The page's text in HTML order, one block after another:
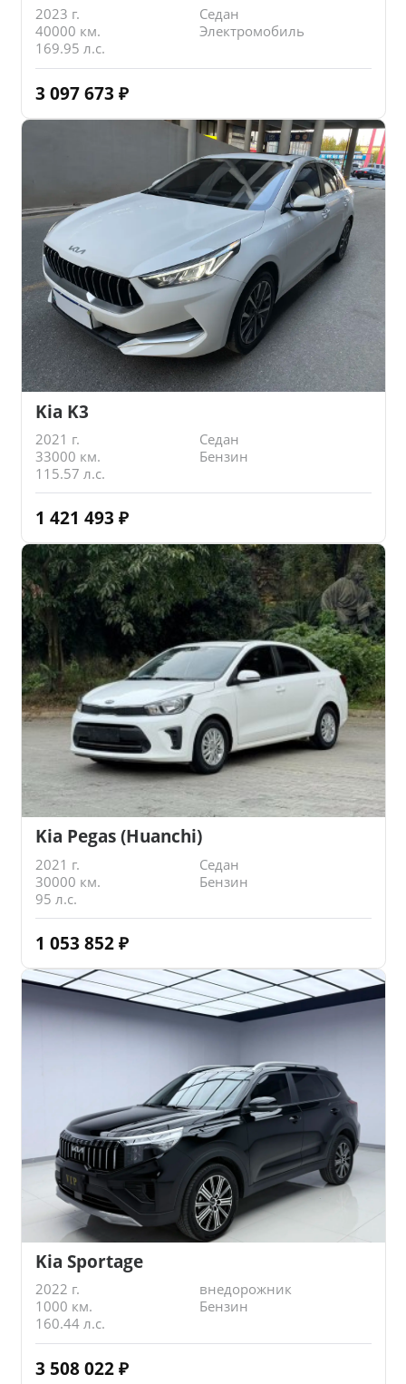
2023 г.
Седан
40000 км.
Электромобиль
169.95 л.с.
3 097 673 ₽
Kia K3
2021 г.
Седан
33000 км.
Бензин
115.57 л.с.
1 421 493 ₽
Kia Pegas (Huanchi)
2021 г.
Седан
30000 км.
Бензин
95 л.с.
1 053 852 ₽
Kia Sportage
2022 г.
внедорожник
1000 км.
Бензин
160.44 л.с.
3 508 022 ₽